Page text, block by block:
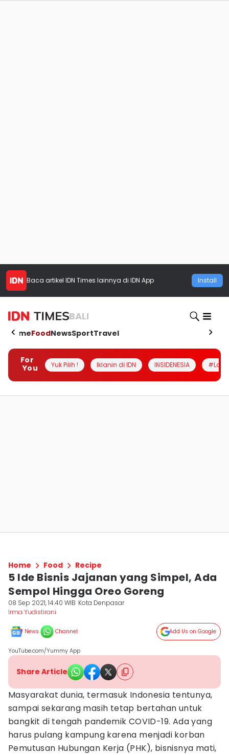
Baca artikel IDN Times lainnya di IDN App Install
BALI
HomeFoodNewsSportTravel
For
You
Yuk Pilih ! Iklanin di IDN INSIDENESIA
Home Food Recipe
5 Ide Bisnis Jajanan yang Simpel, Ada
Sempol Hingga Oreo Goreng
08 Sep 2021, 14:40 WIB Kota Denpasar
Irma Yudistirani
News Channel Add Us on Google
YouTube.com/Yummy App
Share Article
Masyarakat dunia, termasuk Indonesia tentunya,
sampai sekarang masih tetap bertahan untuk
bangkit di tengah pandemik COVID-19. Ada yang
harus pulang kampung karena menjadi korban
Pemutusan Hubungan Kerja (PHK), bisnisnya mati,